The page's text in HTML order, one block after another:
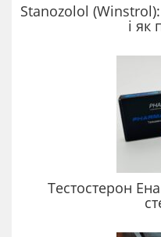
Stanozolol
і як
Тестостерон